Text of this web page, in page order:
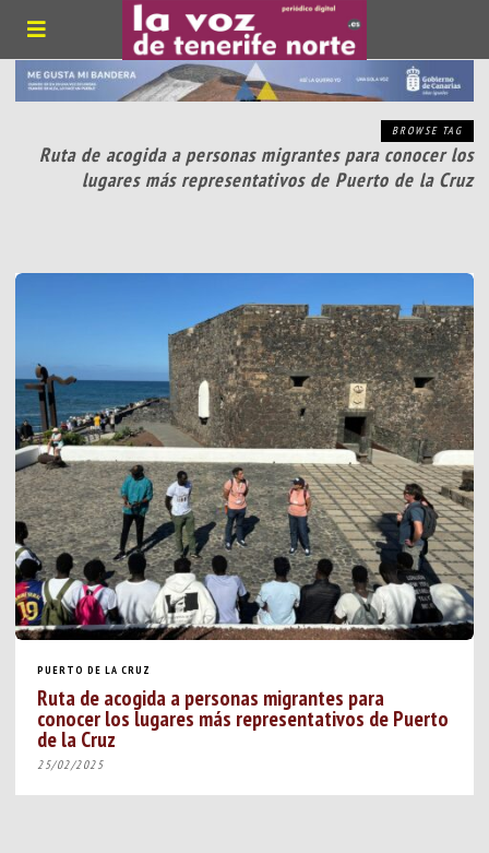
BROWSE TAG
Ruta de acogida a personas migrantes para conocer los
lugares más representativos de Puerto de la Cruz
PUERTO DE LA CRUZ
Ruta de acogida a personas migrantes para
conocer los lugares más representativos de Puerto
de la Cruz
25/02/2025